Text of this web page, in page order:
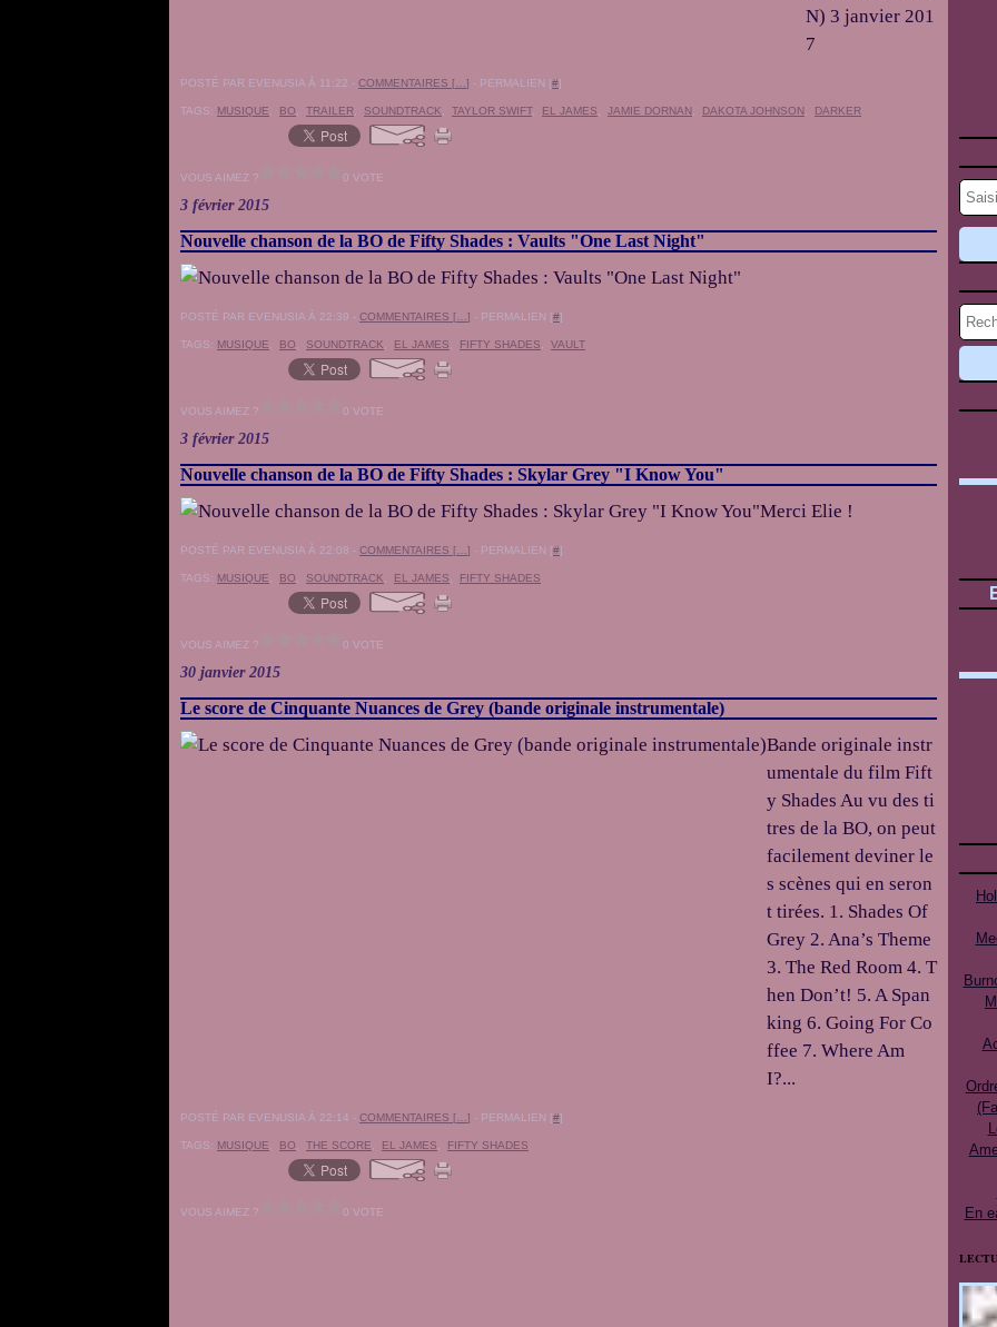
N) 3 janvier 201
7
POSTÉ PAR EVENUSIA À 11:22 - COMMENTAIRES [ ] - PERMALIEN [#]
TAGS: MUSIQUE BO TRAILER SOUNDTRACK TAYLOR SWIFT, EL JAMES JAMIE DORNAN DAKOTA JOHNSON DARKER
VOUS AIMEZ ? 0 VOTE
3 février 2015
Nouvelle chanson de la BO de Fifty Shades : Vaults "One Last Night"
POSTÉ PAR EVENUSIA À 22:39 - COMMENTAIRES [ ] - PERMALIEN [#]
TAGS: MUSIQUE BO SOUNDTRACK EL JAMES FIFTY SHADES VAULT
VOUS AIMEZ ? 0 VOTE
3 février 2015
Nouvelle chanson de la BO de Fifty Shades : Skylar Grey "I Know You"
Merci Elie !
POSTÉ PAR EVENUSIA À 22:08 - COMMENTAIRES [ ] - PERMALIEN [#]
TAGS: MUSIQUE BO SOUNDTRACK EL JAMES FIFTY SHADES
VOUS AIMEZ ? 0 VOTE
30 janvier 2015
Le score de Cinquante Nuances de Grey (bande originale instrumentale)
Bande originale instr
umentale du film Fift
y Shades Au vu des ti
tres de la BO, on peut
facilement deviner le
s scènes qui en seron
t tirées. 1. Shades Of
Grey 2. Ana’s Theme
3. The Red Room 4. T
hen Don’t! 5. A Span
king 6. Going For Co
ffee 7. Where Am
I?...
POSTÉ PAR EVENUSIA À 22:14 - COMMENTAIRES [ ] - PERMALIEN [#]
TAGS: MUSIQUE BO THE SCORE EL JAMES FIFTY SHADES
VOUS AIMEZ ? 0 VOTE
En